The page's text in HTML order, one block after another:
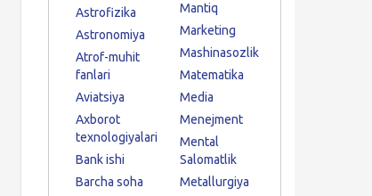
Astrofizika
Astronomiya
Atrof-muhit
fanlari
Aviatsiya
Axborot
texnologiyalari
Bank ishi
Barcha soha
Mantiq
Marketing
Mashinasozlik
Matematika
Media
Menejment
Mental
Salomatlik
Metallurgiya